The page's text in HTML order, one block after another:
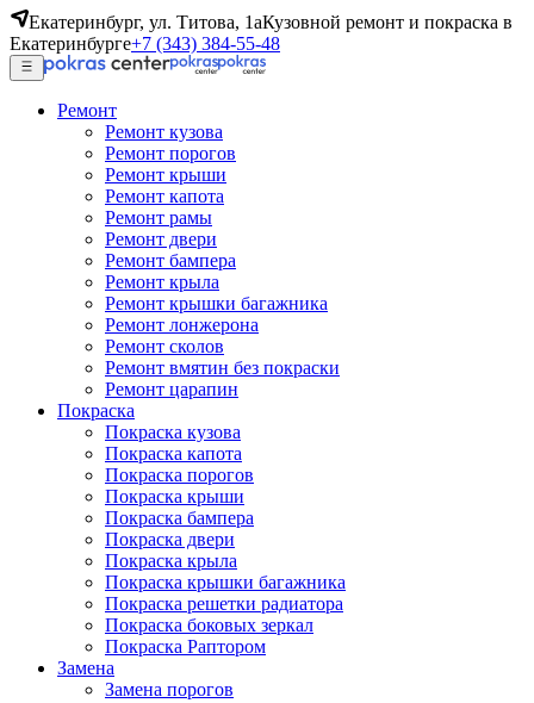
Екатеринбург, ул. Титова, 1аКузовной ремонт и покраска в
Екатеринбурге+7 (343) 384-55-48
Ремонт
Ремонт кузова
Ремонт порогов
Ремонт крыши
Ремонт капота
Ремонт рамы
Ремонт двери
Ремонт бампера
Ремонт крыла
Ремонт крышки багажника
Ремонт лонжерона
Ремонт сколов
Ремонт вмятин без покраски
Ремонт царапин
Покраска
Покраска кузова
Покраска капота
Покраска порогов
Покраска крыши
Покраска бампера
Покраска двери
Покраска крыла
Покраска крышки багажника
Покраска решетки радиатора
Покраска боковых зеркал
Покраска Раптором
Замена
Замена порогов